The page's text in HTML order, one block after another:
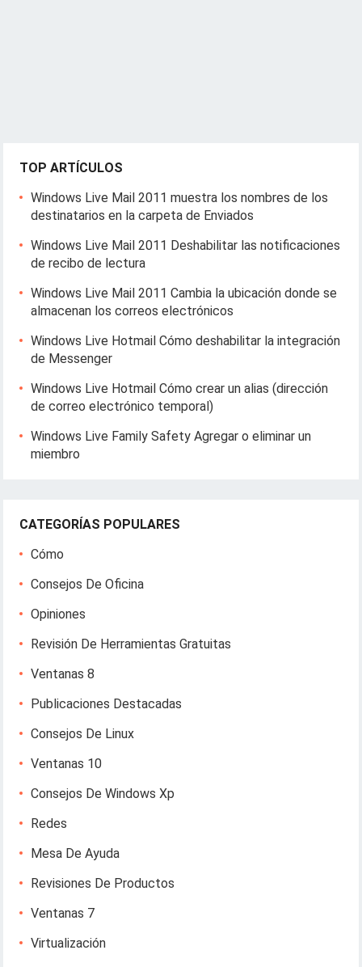
TOP ARTÍCULOS
Windows Live Mail 2011 muestra los nombres de los
destinatarios en la carpeta de Enviados
Windows Live Mail 2011 Deshabilitar las notificaciones
de recibo de lectura
Windows Live Mail 2011 Cambia la ubicación donde se
almacenan los correos electrónicos
Windows Live Hotmail Cómo deshabilitar la integración
de Messenger
Windows Live Hotmail Cómo crear un alias (dirección
de correo electrónico temporal)
Windows Live Family Safety Agregar o eliminar un
miembro
CATEGORÍAS POPULARES
Cómo
Consejos De Oficina
Opiniones
Revisión De Herramientas Gratuitas
Ventanas 8
Publicaciones Destacadas
Consejos De Linux
Ventanas 10
Consejos De Windows Xp
Redes
Mesa De Ayuda
Revisiones De Productos
Ventanas 7
Virtualización